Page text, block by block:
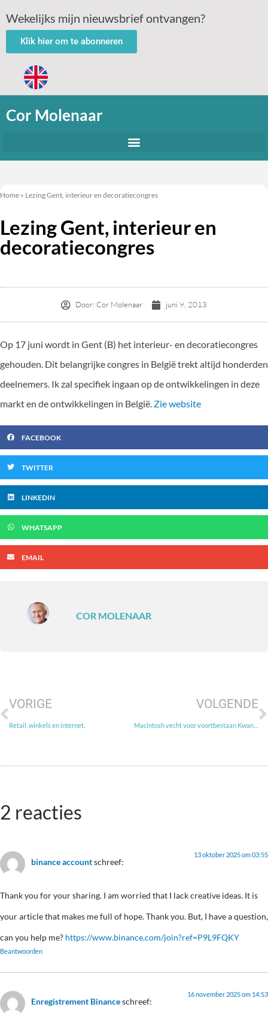
Wekelijks mijn nieuwsbrief ontvangen?
Klik hier om te abonneren
Cor Molenaar
Home » Lezing Gent, interieur en decoratiecongres
Lezing Gent, interieur en
decoratiecongres
Door: Cor Molenaar juni 9, 2013
Op 17 juni wordt in Gent (B) het interieur- en decoratiecongres
gehouden. Dit belangrijke congres in België trekt altijd honderden
deelnemers. Ik zal specifiek ingaan op de ontwikkelingen in deze
markt en de ontwikkelingen in België. Zie website
FACEBOOK
TWITTER
LINKEDIN
WHATSAPP
EMAIL
COR MOLENAAR
VORIGE
Retail, winkels en internet.
VOLGENDE
Macintosh vecht voor voortbestaan Kwantum, Dolcis e.a.
2 reacties
binance accountschreef:
13 oktober 2025 om 03:55
Thank you for your sharing. I am worried that I lack creative ideas. It is
your article that makes me full of hope. Thank you. But, I have a question,
can you help me? https://www.binance.com/join?ref=P9L9FQKY
Beantwoorden
Enregistrement Binanceschreef:
16 november 2025 om 14:53